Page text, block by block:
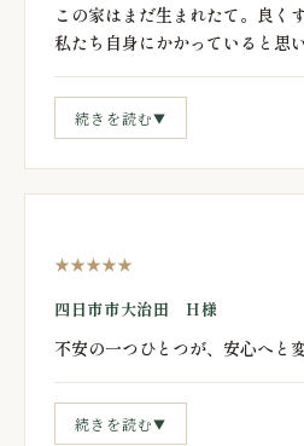
この家はまだ生まれたて。良く
私たち自身にかかっていると思い
続きを読む▼
★★★★★
四日市市大治田 H様
不安の一つひとつが、安心へと
続きを読む▼